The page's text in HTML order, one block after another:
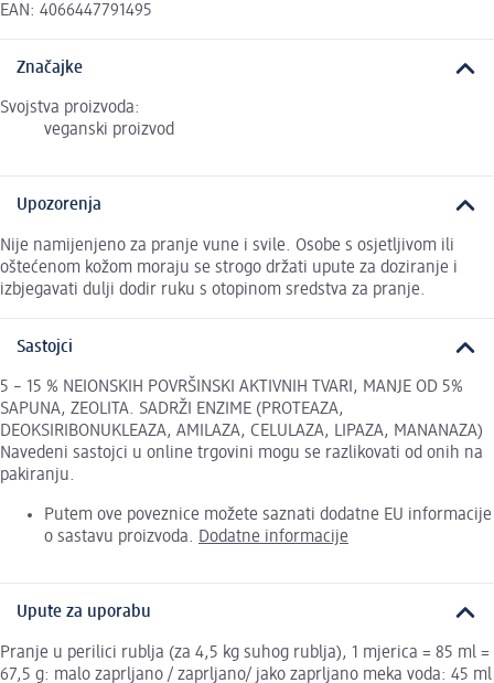
EAN: 4066447791495
Značajke
Svojstva proizvoda:
veganski proizvod
Upozorenja
Nije namijenjeno za pranje vune i svile. Osobe s osjetljivom ili
oštećenom kožom moraju se strogo držati upute za doziranje i
izbjegavati dulji dodir ruku s otopinom sredstva za pranje.
Sastojci
5 – 15 % NEIONSKIH POVRŠINSKI AKTIVNIH TVARI, MANJE OD 5%
SAPUNA, ZEOLITA. SADRŽI ENZIME (PROTEAZA,
DEOKSIRIBONUKLEAZA, AMILAZA, CELULAZA, LIPAZA, MANANAZA)
Navedeni sastojci u online trgovini mogu se razlikovati od onih na
pakiranju.
Putem ove poveznice možete saznati dodatne EU informacije
o sastavu proizvoda. Dodatne informacije
Upute za uporabu
Pranje u perilici rublja (za 4,5 kg suhog rublja), 1 mjerica = 85 ml =
67,5 g: malo zaprljano / zaprljano/ jako zaprljano meka voda: 45 ml